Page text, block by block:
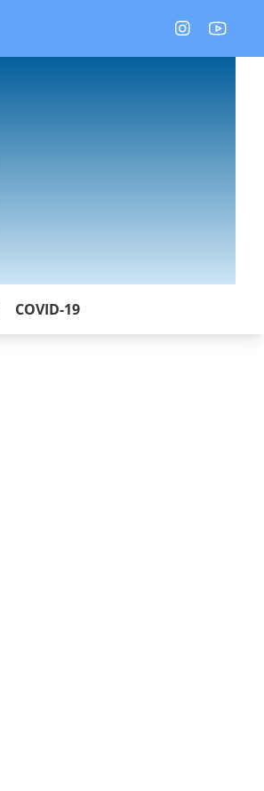
COVID-19